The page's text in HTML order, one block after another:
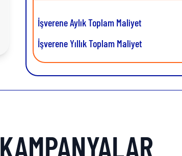
İşverene Aylık Toplam Maliyet
İşverene Yıllık Toplam Maliyet
KAMPANYALAR